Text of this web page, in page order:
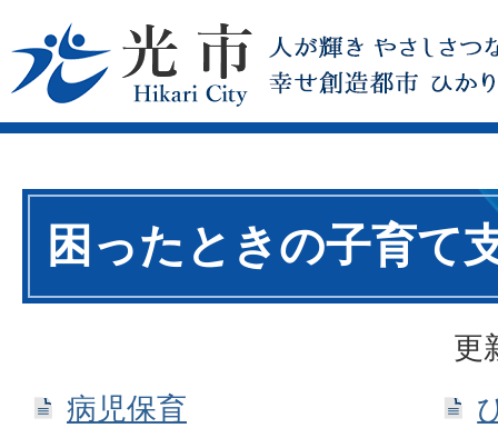
困ったときの子育て
更
病児保育